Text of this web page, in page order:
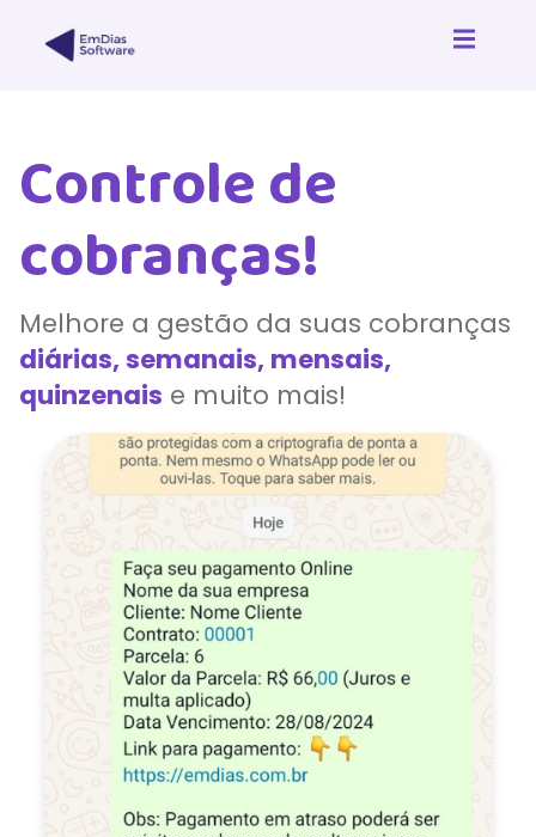
Controle de
cobranças!
Melhore a gestão da suas cobranças
diárias, semanais, mensais,
quinzenais e muito mais!